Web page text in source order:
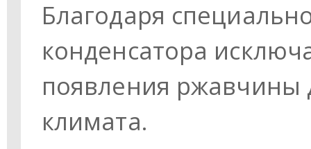
Благодаря
конденсатора
появления ржавчины
климата.